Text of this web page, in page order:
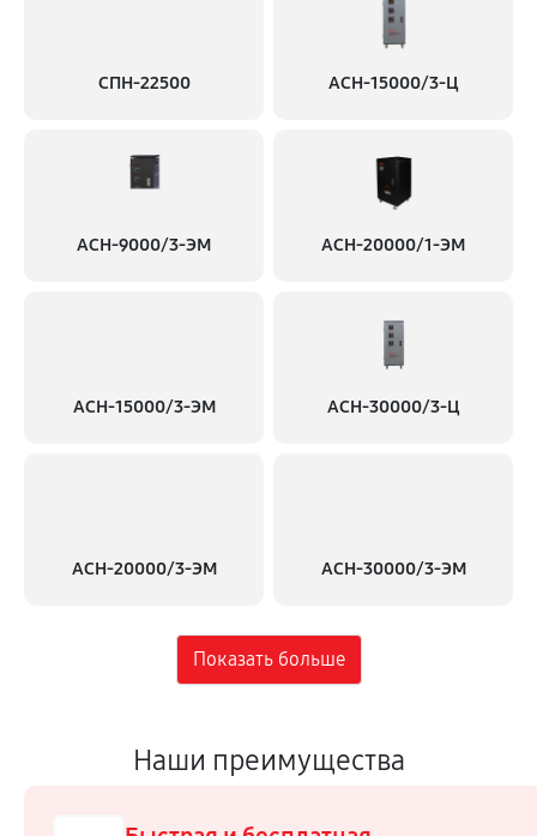
СПН-22500 АСН-15000/3-Ц
АСН-9000/3-ЭМ АСН-20000/1-ЭМ
АСН-15000/3-ЭМ АСН-30000/3-Ц
АСН-20000/3-ЭМ АСН-30000/3-ЭМ
Наши преимущества